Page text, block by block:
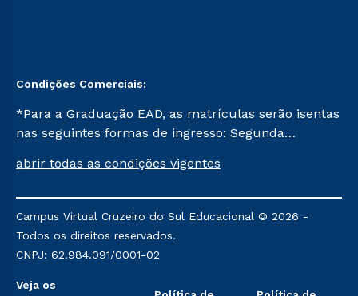
Condições Comerciais:
*Para a Graduação EAD, as matrículas serão isentas
nas seguintes formas de ingresso: Segunda
Já para as demais, a taxa de matrícula será de R$
mencionadas são referentes aos cursos: Ensino
Religioso, Geografia para a Docência e Metodologia
do Ensino de História: Questões Atuais.
abrir todas as condições vigentes
Campus Virtual Cruzeiro do Sul Educacional © 2026 -
Todos os direitos reservados.
CNPJ: 62.984.091/0001-02
Veja os